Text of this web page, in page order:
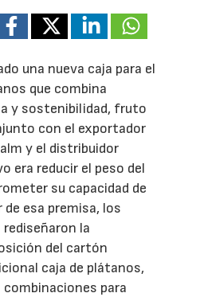
una nueva caja para el
que combina
y sostenibilidad, fruto
con el exportador
y el distribuidor
era reducir el peso del
su capacidad de
esa premisa, los
la
del cartón
caja de plátanos,
para